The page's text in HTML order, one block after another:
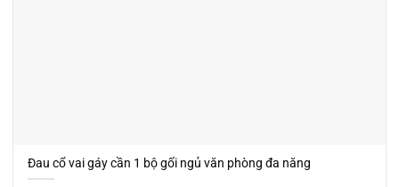
Đau cổ vai gáy cần 1 bộ gối ngủ văn phòng đa năng